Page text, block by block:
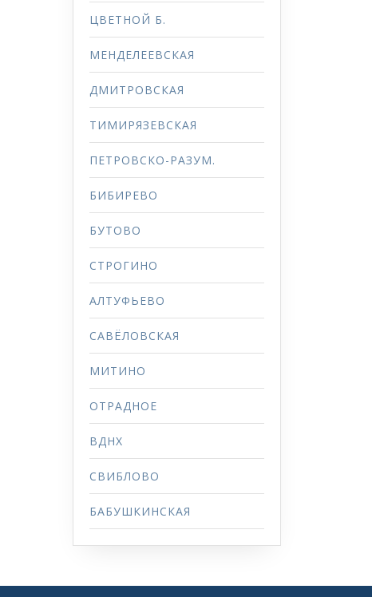
ЦВЕТНОЙ Б.
МЕНДЕЛЕЕВСКАЯ
ДМИТРОВСКАЯ
ТИМИРЯЗЕВСКАЯ
ПЕТРОВСКО-РАЗУМ.
БИБИРЕВО
БУТОВО
СТРОГИНО
АЛТУФЬЕВО
САВЁЛОВСКАЯ
МИТИНО
ОТРАДНОЕ
ВДНХ
СВИБЛОВО
БАБУШКИНСКАЯ